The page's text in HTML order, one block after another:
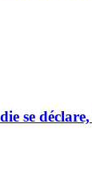
se